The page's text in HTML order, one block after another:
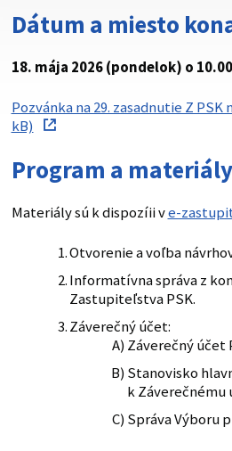
Dátum a miesto
18. mája 2026 (pondelok) o
Pozvánka na 29. zasadnutie Z PSK
kB)
Program a
Materiály sú k dispozíii ve-
Otvorenie a voľba
Informatívna správa z
Zastupiteľstva PSK.
Záverečný účet:
Záverečný účet
Stanovisko
k Záverečnému
Správa Výboru